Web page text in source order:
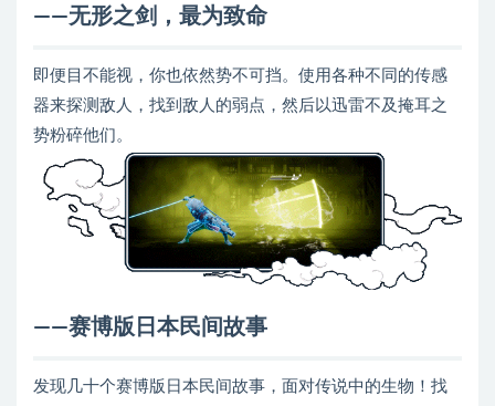
——无形之剑，最为致命
即便目不能视，你也依然势不可挡。使用各种不同的传感
器来探测敌人，找到敌人的弱点，然后以迅雷不及掩耳之
势粉碎他们。
——赛博版日本民间故事
发现几十个赛博版日本民间故事，面对传说中的生物！找